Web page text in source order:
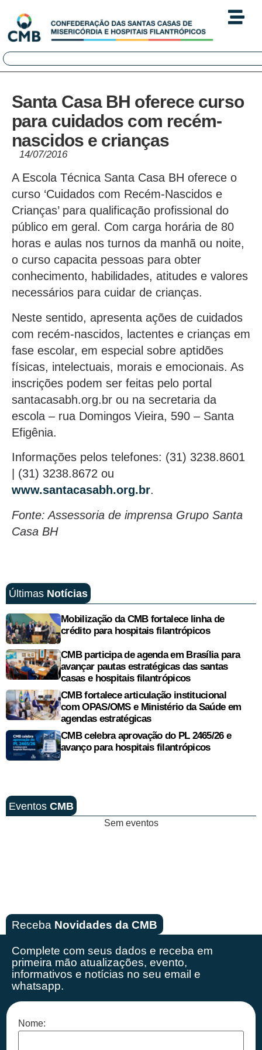
Santa Casa BH oferece curso
para cuidados com recém-
nascidos e crianças
14/07/2016
A Escola Técnica Santa Casa BH oferece o
curso ‘Cuidados com Recém-Nascidos e
Crianças’ para qualificação profissional do
público em geral. Com carga horária de 80
horas e aulas nos turnos da manhã ou noite,
o curso capacita pessoas para obter
conhecimento, habilidades, atitudes e valores
necessários para cuidar de crianças.
Neste sentido, apresenta ações de cuidados
com recém-nascidos, lactentes e crianças em
fase escolar, em especial sobre aptidões
físicas, intelectuais, morais e emocionais. As
inscrições podem ser feitas pelo portal
santacasabh.org.br ou na secretaria da
escola – rua Domingos Vieira, 590 – Santa
Efigênia.
Informações pelos telefones: (31) 3238.8601
| (31) 3238.8672 ou
www.santacasabh.org.br.
Fonte: Assessoria de imprensa Grupo Santa
Casa BH
Últimas Notícias
Mobilização da CMB fortalece linha de
crédito para hospitais filantrópicos
CMB participa de agenda em Brasília para
avançar pautas estratégicas das santas
casas e hospitais filantrópicos
CMB fortalece articulação institucional
com OPAS/OMS e Ministério da Saúde em
agendas estratégicas
CMB celebra aprovação do PL 2465/26 e
avanço para hospitais filantrópicos
Eventos CMB
Sem eventos
Receba Novidades da CMB
Complete com seus dados e receba em
primeira mão atualizações, evento,
informativos e notícias no seu email e
whatsapp.
Nome: